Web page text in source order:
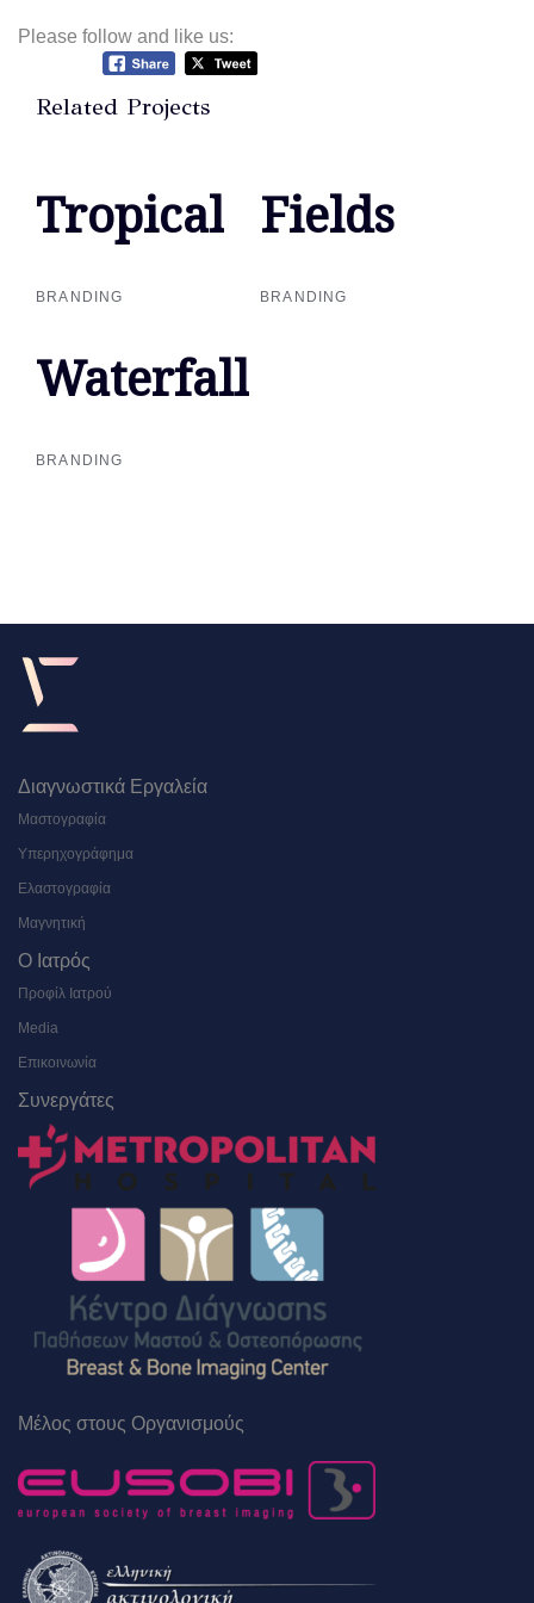
Please follow and like us:
Related Projects
Tropical
Tropical
BRANDING
Fields
Fields
BRANDING
Waterfall
Waterfall
BRANDING
Διαγνωστικά Εργαλεία
Μαστογραφία
Υπερηχογράφημα
Ελαστογραφία
Μαγνητική
Ο Ιατρός
Προφίλ Ιατρού
Media
Επικοινωνία
Συνεργάτες
Μέλος στους Οργανισμούς